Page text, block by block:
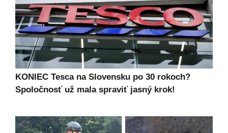
KONIEC Tesca na Slovensku po 30 rokoch?
Spoločnosť už mala spraviť jasný krok!